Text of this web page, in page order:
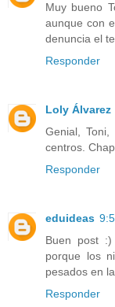
Muy bueno
aunque con
denuncia el
Responder
Loly Álvarez
Genial,
centros.
Responder
eduideas
Buen post
porque los
pesados en
Responder